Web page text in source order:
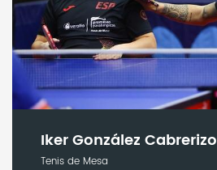
Iker González Cabrerizo
Tenis de Mesa